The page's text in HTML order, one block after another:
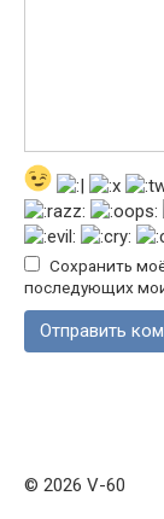
Сохранить
последующих
© 2026 V-60